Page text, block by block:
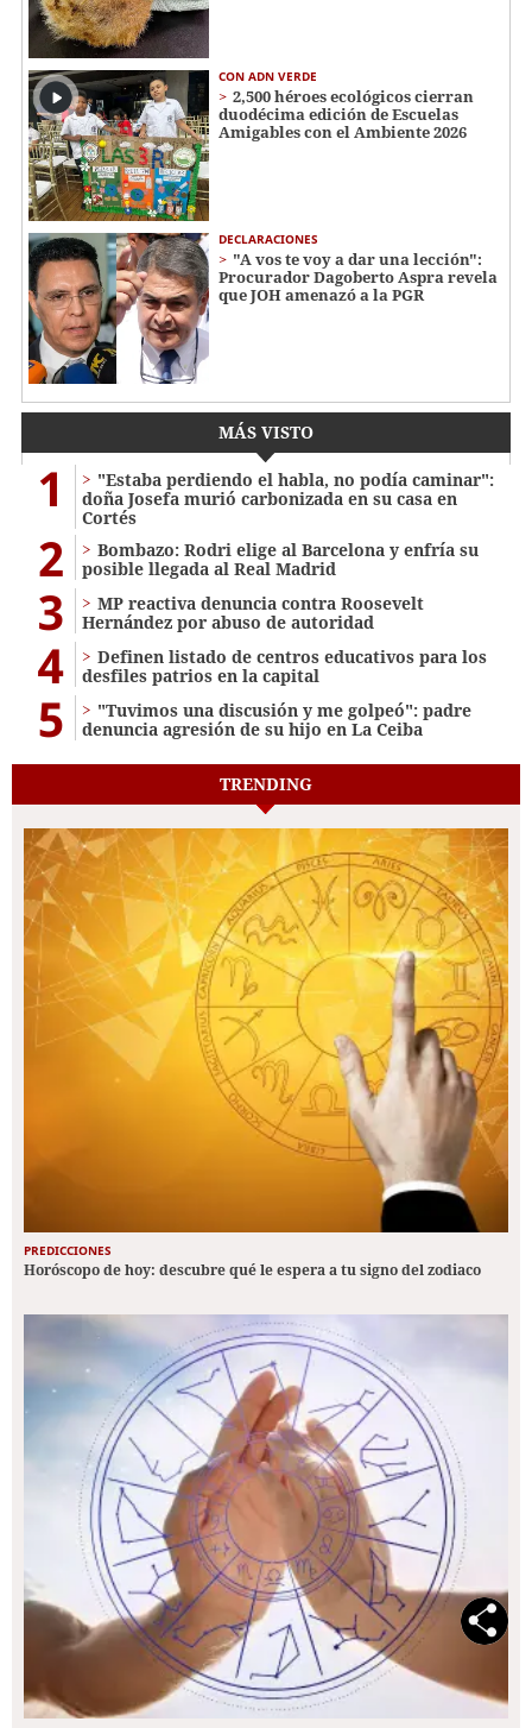
CON ADN VERDE
2,500 héroes ecológicos cierran
duodécima edición de Escuelas
Amigables con el Ambiente 2026
DECLARACIONES
"A vos te voy a dar una lección":
Procurador Dagoberto Aspra revela
que JOH amenazó a la PGR
MÁS VISTO
1
"Estaba perdiendo el habla, no podía caminar":
doña Josefa murió carbonizada en su casa en
Cortés
2
Bombazo: Rodri elige al Barcelona y enfría su
posible llegada al Real Madrid
3
MP reactiva denuncia contra Roosevelt
Hernández por abuso de autoridad
4
Definen listado de centros educativos para los
desfiles patrios en la capital
5
"Tuvimos una discusión y me golpeó": padre
denuncia agresión de su hijo en La Ceiba
TRENDING
PREDICCIONES
Horóscopo de hoy: descubre qué le espera a tu signo del zodiaco